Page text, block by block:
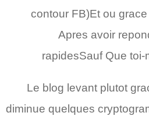
contour FB)Et ou
Apres avoir
rapidesSauf Que
Le blog levant plutot
diminue quelques